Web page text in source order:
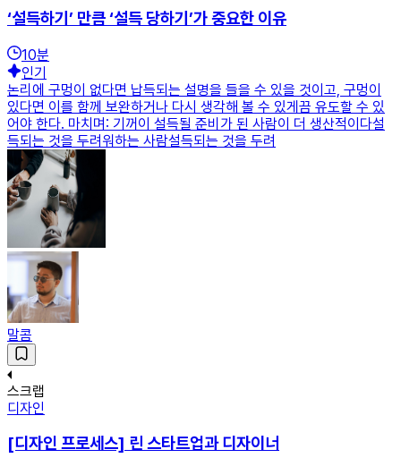
‘설득하기’ 만큼 ‘설득 당하기’가 중요한 이유
10분
인기
논리에 구멍이 없다면 납득되는 설명을 들을 수 있을 것이고, 구멍이
있다면 이를 함께 보완하거나 다시 생각해 볼 수 있게끔 유도할 수 있
어야 한다. 마치며: 기꺼이 설득될 준비가 된 사람이 더 생산적이다설
득되는 것을 두려워하는 사람설득되는 것을 두려
말콤
스크랩
디자인
[디자인 프로세스] 린 스타트업과 디자이너